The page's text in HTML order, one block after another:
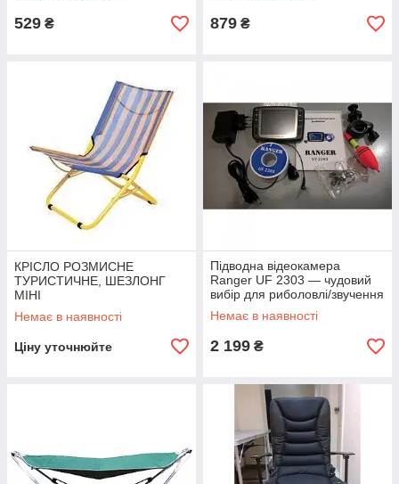
529 ₴ 879 ₴
КРІСЛО РОЗМИСНЕ
ТУРИСТИЧНЕ, ШЕЗЛОНГ
МІНІ
Немає в наявності
Ціну уточнюйте
Підводна відеокамера
Ranger UF 2303 — чудовий
вибір для риболовлі/звучення
рельєфу дна
Немає в наявності
2 199 ₴